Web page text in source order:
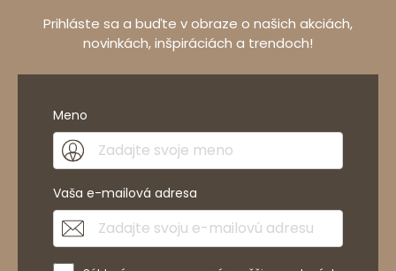
Prihláste sa a buďte v obraze o našich akciách,
novinkách, inšpiráciách a trendoch!
Meno
Vaša e-mailová adresa